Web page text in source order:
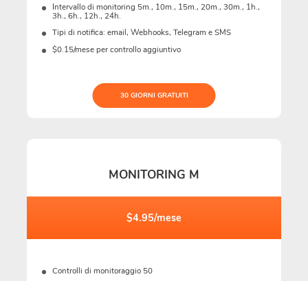
Intervallo di monitoring 5m., 10m., 15m., 20m., 30m., 1h.,
3h., 6h., 12h., 24h.
Tipi di notifica: email, Webhooks, Telegram e SMS
$0.15/mese per controllo aggiuntivo
30 GIORNI GRATUITI
MONITORING M
$4.95/mese
Controlli di monitoraggio 50